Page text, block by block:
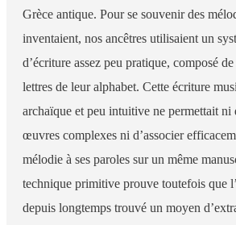
Grèce antique. Pour se souvenir des
inventaient, nos ancêtres utilisaient un
d’écriture assez peu pratique, composé
lettres de leur alphabet. Cette écriture
archaïque et peu intuitive ne permettait ni
œuvres complexes ni d’associer
mélodie à ses paroles sur un même
technique primitive prouve toutefois que
depuis longtemps trouvé un moyen